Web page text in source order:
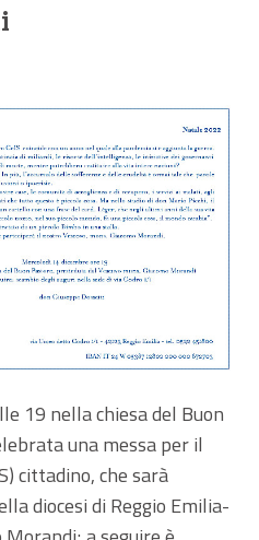
19 nella chiesa del Buon
una messa per il
cittadino, che sarà
diocesi di Reggio Emilia-